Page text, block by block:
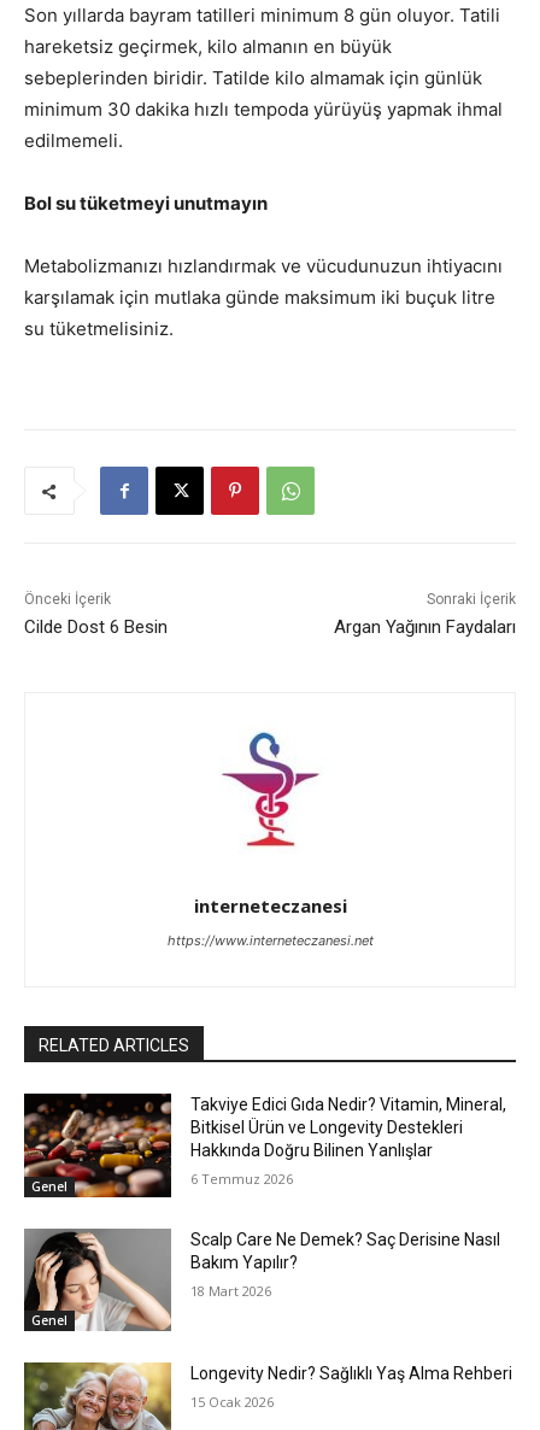
Son yıllarda bayram tatilleri minimum 8 gün oluyor. Tatili
hareketsiz geçirmek, kilo almanın en büyük
sebeplerinden biridir. Tatilde kilo almamak için günlük
minimum 30 dakika hızlı tempoda yürüyüş yapmak ihmal
edilmemeli.
Bol su tüketmeyi unutmayın
Metabolizmanızı hızlandırmak ve vücudunuzun ihtiyacını
karşılamak için mutlaka günde maksimum iki buçuk litre
su tüketmelisiniz.
Önceki İçerik
Cilde Dost 6 Besin
Sonraki İçerik
Argan Yağının Faydaları
interneteczanesi
https://www.interneteczanesi.net
RELATED ARTICLES
Genel
Takviye Edici Gıda Nedir? Vitamin, Mineral,
Bitkisel Ürün ve Longevity Destekleri
Hakkında Doğru Bilinen Yanlışlar
6 Temmuz 2026
Genel
Scalp Care Ne Demek? Saç Derisine Nasıl
Bakım Yapılır?
18 Mart 2026
Longevity Nedir? Sağlıklı Yaş Alma Rehberi
15 Ocak 2026